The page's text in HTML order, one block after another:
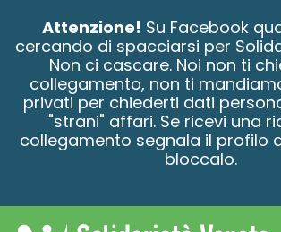
Attenzione! Su Facebook
cercando di spacciarsi per
Non ci cascare. Noi non ti
collegamento, non ti
privati per chiederti dati
"strani" affari. Se ricevi una
collegamento segnala il profilo
bloccalo.